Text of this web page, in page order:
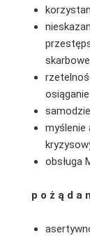
myślenie
obsługa
p o ż ą d a